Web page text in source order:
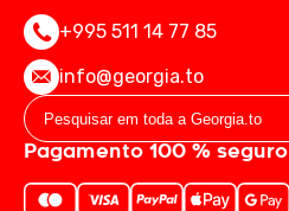
+995 511 14 77 85
info@georgia.to
Pagamento 100 % seguro